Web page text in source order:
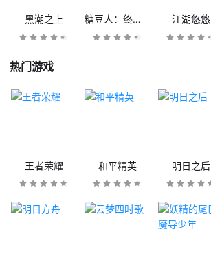
黑潮之上 糖豆人：终极淘汰赛 江湖悠悠
热门游戏
王者荣耀 和平精英 明日之后